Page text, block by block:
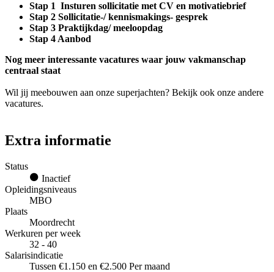
Stap 1 Insturen sollicitatie met CV en motivatiebrief
Stap 2 Sollicitatie-/ kennismakings- gesprek
Stap 3 Praktijkdag/ meeloopdag
Stap 4 Aanbod
Nog meer interessante vacatures waar jouw vakmanschap
centraal staat
Wil jij meebouwen aan onze superjachten? Bekijk ook onze andere
vacatures.
Extra informatie
Status
Inactief
Opleidingsniveaus
MBO
Plaats
Moordrecht
Werkuren per week
32 - 40
Salarisindicatie
Tussen €1.150 en €2.500 Per maand